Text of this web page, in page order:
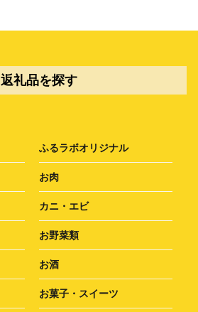
返礼品を探す
ふるラボオリジナル
お肉
カニ・エビ
お野菜類
お酒
お菓子・スイーツ